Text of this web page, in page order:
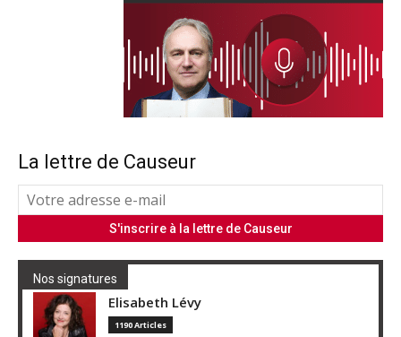
La lettre de Causeur
Nos signatures
Elisabeth Lévy
1190 Articles